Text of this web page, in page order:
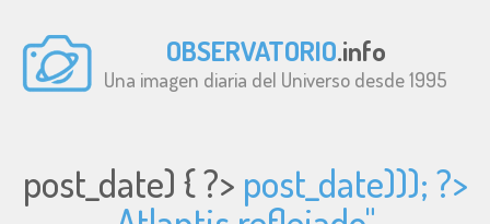
OBSERVATORIO.info
Una imagen diaria del Universo desde 1995
post_date) { ?> post_date))); ?>